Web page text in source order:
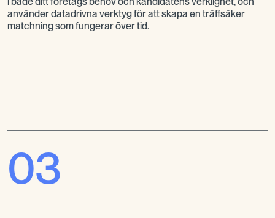
använder datadrivna verktyg för att skapa en träffsäker
matchning som fungerar över tid.
03